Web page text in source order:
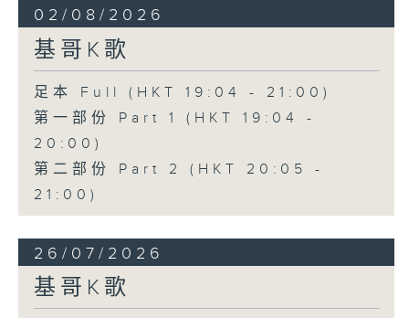
02/08/2026
基哥K歌
足本 Full (HKT 19:04 - 21:00)
第一部份 Part 1 (HKT 19:04 -
20:00)
第二部份 Part 2 (HKT 20:05 -
21:00)
26/07/2026
基哥K歌